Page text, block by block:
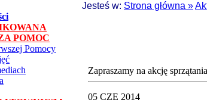
POMOC
Pomocy
Jesteś w: Strona główna »
Zapraszamy na akcję
05 CZE 2014